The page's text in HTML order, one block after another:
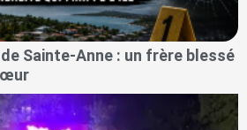
Sainte-Anne : un frère blessé